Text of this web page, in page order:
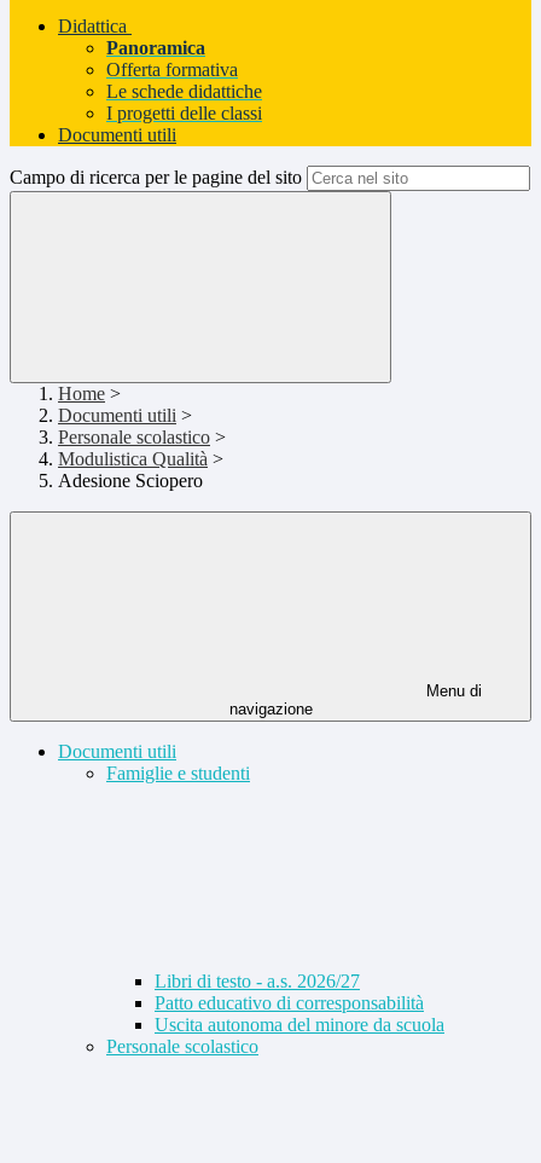
Didattica
Panoramica
Offerta formativa
Le schede didattiche
I progetti delle classi
Documenti utili
Campo di ricerca per le pagine del sito
Home >
Documenti utili >
Personale scolastico >
Modulistica Qualità >
Adesione Sciopero
Menu di
navigazione
Documenti utili
Famiglie e studenti
Libri di testo - a.s. 2026/27
Patto educativo di corresponsabilità
Uscita autonoma del minore da scuola
Personale scolastico